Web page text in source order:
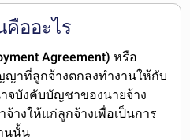
ออะไร
Agreement) หรือ
ญาที่ลูกจ้างตกลงทำงานให้กับ
จบังคับบัญชาของนายจ้าง
จ้างให้แก่ลูกจ้างเพื่อเป็นการ
นนั้น